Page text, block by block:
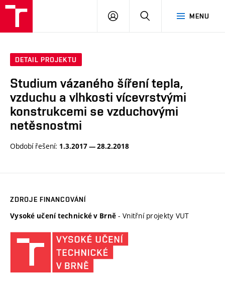
MENU
PŘIHLÁSIT
DETAIL PROJEKTU
Studium vázaného šíření tepla,
vzduchu a vlhkosti vícevrstvými
konstrukcemi se vzduchovými
netěsnostmi
Období řešení: 1.3.2017 — 28.2.2018
ZDROJE FINANCOVÁNÍ
Vysoké učení technické v Brně - Vnitřní projekty VUT